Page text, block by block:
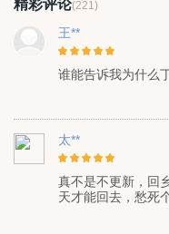
精彩评论(221)
王**
谁能告诉我为什么
太**
真不是不更新，回
天才能回去，愁死